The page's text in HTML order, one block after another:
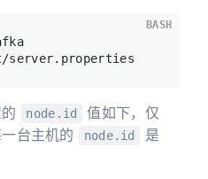
BASH
node.id
值如下，仅
台主机的
node.id
是